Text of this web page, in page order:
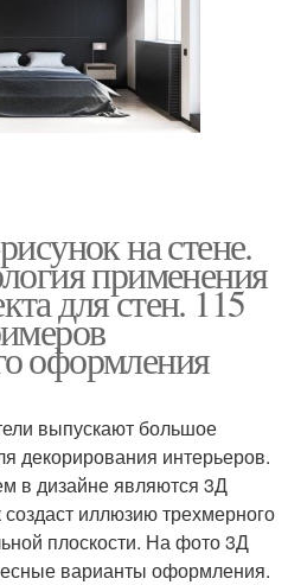
на стене.
применения
для стен. 115
оформления
выпускают большое
декорирования интерьеров.
в дизайне являются 3Д
иллюзию трехмерного
плоскости. На фото 3Д
варианты оформления.